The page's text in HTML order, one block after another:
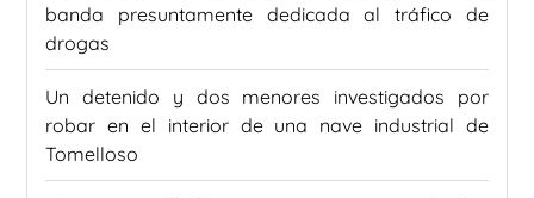
banda presuntamente dedicada al tráfico de
drogas
Un detenido y dos menores investigados por
robar en el interior de una nave industrial de
Tomelloso